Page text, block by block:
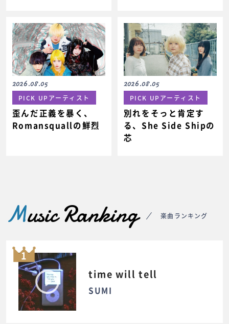
2026.08.05
PICK UPアーティスト
歪んだ正義を暴く、
Romansquallの鮮烈
2026.08.05
PICK UPアーティスト
別れをそっと肯定す
る、She Side Shipの
芯
Music Ranking 楽曲ランキング
1
time will tell
SUMI